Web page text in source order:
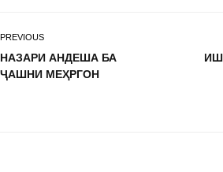
PREVIOUS
НАЗАРИ АНДЕША БА
ҶАШНИ МЕҲРГОН